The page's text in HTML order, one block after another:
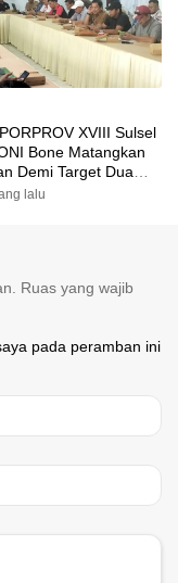
XVIII Sulsel
Bone Matangkan
Demi Target Dua
lalu
Ruas yang wajib
pada peramban ini